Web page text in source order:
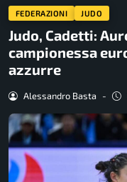
FEDERAZIONI JUDO
Judo, Cadetti:
campionessa
azzurre
Alessandro Basta -